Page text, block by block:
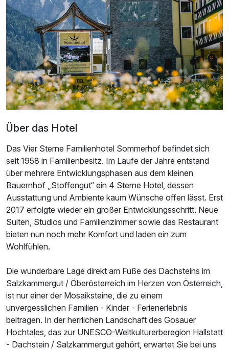
Doppelzimmer Economy
2 Erwachsene und 1 Kind
Ausstattung
Für 3 Tage p.P. ab250,00 €
Doppelzimmer Klassik
2 Erwachsene
Über das Hotel
Das Vier Sterne Familienhotel Sommerhof befindet sich
seit 1958 in Familienbesitz. Im Laufe der Jahre entstand
über mehrere Entwicklungsphasen aus dem kleinen
Bauernhof „Stoffengut“ ein 4 Sterne Hotel, dessen
Ausstattung und Ambiente kaum Wünsche offen lässt. Erst
2017 erfolgte wieder ein großer Entwicklungsschritt. Neue
Suiten, Studios und Familienzimmer sowie das Restaurant
bieten nun noch mehr Komfort und laden ein zum
Wohlfühlen.
Die wunderbare Lage direkt am Fuße des Dachsteins im
Salzkammergut / Öberösterreich im Herzen von Österreich,
ist nur einer der Mosaiksteine, die zu einem
unvergesslichen Familien - Kinder - Ferienerlebnis
beitragen. In der herrlichen Landschaft des Gosauer
Hochtales, das zur UNESCO-Weltkulturerberegion Hallstatt
- Dachstein / Salzkammergut gehört, erwartet Sie bei uns